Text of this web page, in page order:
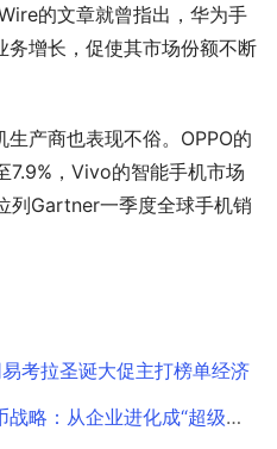
的文章就曾指出，华为手
增长，促使其市场份额不断
产商也表现不俗。OPPO的
7.9%，Vivo的智能手机市场
列Gartner一季度全球手机销
考拉圣诞大促主打榜单经济
：从企业进化成“超级国家”